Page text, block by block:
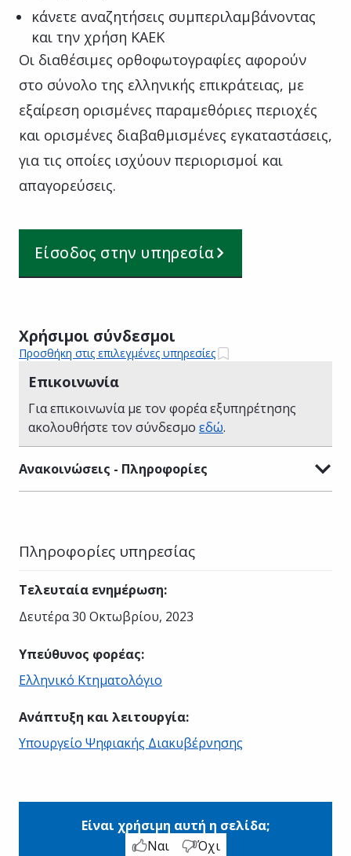
κάνετε αναζητήσεις συμπεριλαμβάνοντας
και την χρήση ΚΑΕΚ
Οι διαθέσιμες ορθοφωτογραφίες αφορούν
στο σύνολο της ελληνικής επικράτειας, με
εξαίρεση ορισμένες παραμεθόριες περιοχές
και ορισμένες διαβαθμισμένες εγκαταστάσεις,
για τις οποίες ισχύουν περιορισμοί και
απαγορεύσεις.
Είσοδος στην υπηρεσία
Χρήσιμοι σύνδεσμοι
Προσθήκη στις επιλεγμένες υπηρεσίες
Επικοινωνία
Για επικοινωνία με τον φορέα εξυπηρέτησης
ακολουθήστε τον σύνδεσμο εδώ.
Ανακοινώσεις - Πληροφορίες
Πληροφορίες υπηρεσίας
Τελευταία ενημέρωση:
Δευτέρα 30 Οκτωβρίου, 2023
Υπεύθυνος φορέας:
Ελληνικό Κτηματολόγιο
Ανάπτυξη και λειτουργία:
Υπουργείο Ψηφιακής Διακυβέρνησης
Είναι χρήσιμη αυτή η σελίδα;
Ναι
Όχι